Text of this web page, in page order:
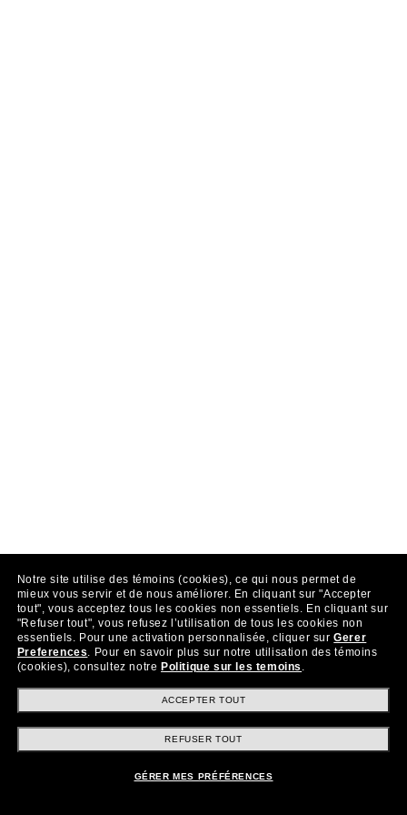
Notre site utilise des témoins (cookies), ce qui nous permet de
mieux vous servir et de nous améliorer. En cliquant sur "Accepter
tout", vous acceptez tous les cookies non essentiels. En cliquant sur
"Refuser tout", vous refusez l’utilisation de tous les cookies non
essentiels. Pour une activation personnalisée, cliquer surGerer
Preferences. Pour en savoir plus sur notre utilisation des témoins
(cookies), consultez notre Politique sur les temoins .
ACCEPTER TOUT
REFUSER TOUT
GÉRER MES PRÉFÉRENCES